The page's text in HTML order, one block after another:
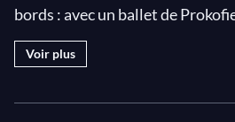
bords : avec un ballet de
théâtre, en passant par des
cinématographiques allant de
Voir plus